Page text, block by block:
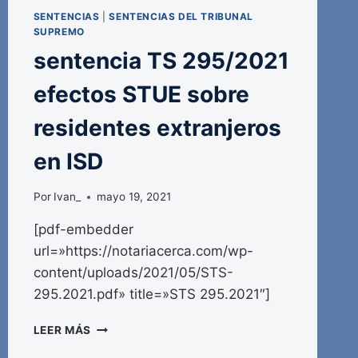
SENTENCIAS |SENTENCIAS DEL TRIBUNAL
SUPREMO
sentencia TS 295/2021
efectos STUE sobre
residentes extranjeros
en ISD
Por Ivan_ mayo 19, 2021
[pdf-embedder
url=»https://notariacerca.com/wp-
content/uploads/2021/05/STS-
295.2021.pdf» title=»STS 295.2021″]
LEER MÁS SENTENCIA